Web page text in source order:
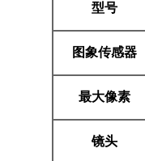
型号
图象传感器
最大像素
镜头